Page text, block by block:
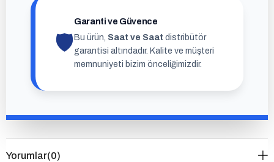
🛡
Garanti ve Güvence
Bu ürün, Saat ve Saat distribütör
garantisi altındadır. Kalite ve müşteri
memnuniyeti bizim önceliğimizdir.
Yorumlar(0)